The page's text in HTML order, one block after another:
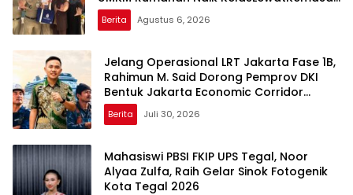
dan Pemasaran Digital
Berita Agustus 6, 2026
Jelang Operasional LRT Jakarta Fase 1B,
Rahimun M. Said Dorong Pemprov DKI
Bentuk Jakarta Economic Corridor
Initiative
Berita Juli 30, 2026
Mahasiswi PBSI FKIP UPS Tegal, Noor
Alyaa Zulfa, Raih Gelar Sinok Fotogenik
Kota Tegal 2026